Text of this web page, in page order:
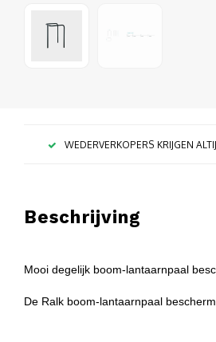
WEDERVERKOPERS KRIJGEN
Beschrijving
Mooi degelijk boom-lantaarnpaal
De Ralk boom-lantaarnpaal